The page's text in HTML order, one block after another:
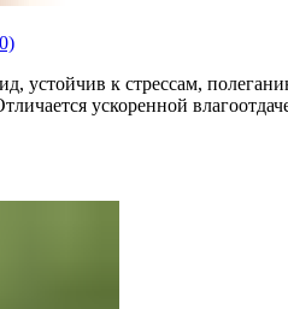
устойчив к стрессам,
ускоренной